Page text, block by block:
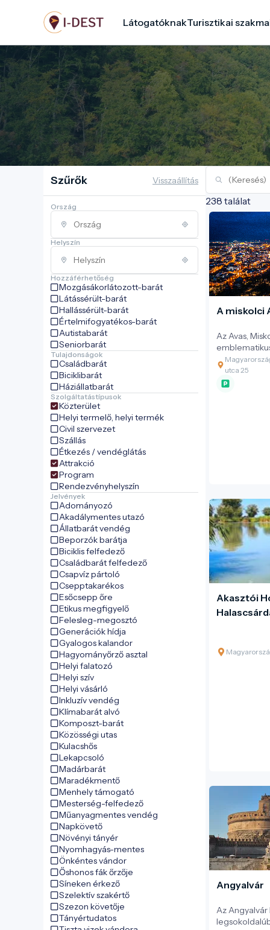
tartalomra
LátogatóknakTurisztikai
Szűrők Visszaállítás
Ország
Helyszín
Hozzáférhetőség
Mozgásákorlátozott-barát
Látássérült-barát
Hallássérült-barát
Értelmifogyatékos-barát
Autistabarát
Seniorbarát
Tulajdonságok
Családbarát
Biciklibarát
Háziállatbarát
Szolgáltatástípusok
Közterület
Helyi termelő, helyi termék
Civil szervezet
Szállás
Étkezés / vendéglátás
Attrakció
Program
Rendezvényhelyszín
Jelvények
Adományozó
Akadálymentes utazó
Állatbarát vendég
Beporzók barátja
Biciklis felfedező
Családbarát felfedező
Csapvíz pártoló
Csepptakarékos
Esőcsepp őre
Etikus megfigyelő
Felesleg-megosztó
Generációk hídja
Gyalogos kalandor
Hagyományőrző asztal
Helyi falatozó
Helyi szív
Helyi vásárló
Inkluzív vendég
Klímabarát alvó
Komposzt-barát
Közösségi utas
Kulacshős
Lekapcsoló
Madárbarát
Maradékmentő
Menhely támogató
Mesterség-felfedező
Műanyagmentes vendég
Napkövető
Növényi tányér
Nyomhagyás-mentes
Önkéntes vándor
Őshonos fák őrzője
Síneken érkező
Szelektív szakértő
Szezon követője
Tányértudatos
238 találat
A miskolci
Az Avas,
hanem a
volt a város
utca 25
Akasztói
Angyalvár
Az